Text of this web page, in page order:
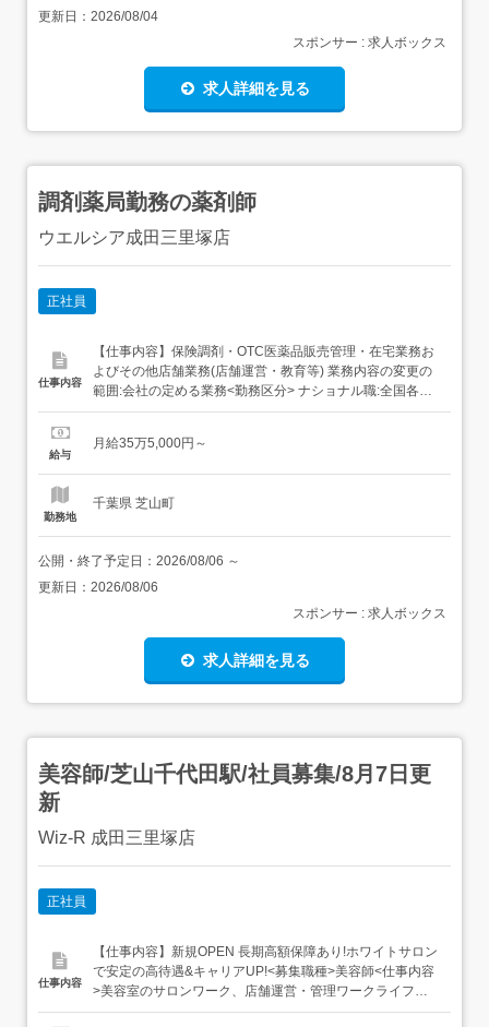
更新日： 2026/08/04
スポンサー : 求人ボックス
求人詳細を見る
調剤薬局勤務の薬剤師
ウエルシア成田三里塚店
正社員
仕事内容
【仕事内容】保険調剤・OTC医薬品販売管理・在宅業務お
よびその他店舗業務(店舗運営・教育等) 業務内容の変更の
範囲:会社の定める業務<勤務区分> ナショナル職:全国各事
業場(転居転勤による異動あり) リージョナル職:本拠地の隣
異動あり・本拠地変更制度あり) エリア職:採用時に決定す
給与
月給35万5,000円～
勤務地
千葉県 芝山町
公開・終了予定日： 2026/08/06 ～
更新日： 2026/08/06
スポンサー : 求人ボックス
求人詳細を見る
美容師/芝山千代田駅/社員募集/8月7日更
新
Wiz-R 成田三里塚店
正社員
仕事内容
【仕事内容】新規OPEN 長期高額保障あり!ホワイトサロン
で安定の高待遇&キャリアUP!<募集職種>美容師<仕事内容
>美容室のサロンワーク、店舗運営・管理ワークライフバ
ランスを何よりも大切にするWizグループでは、働くみん